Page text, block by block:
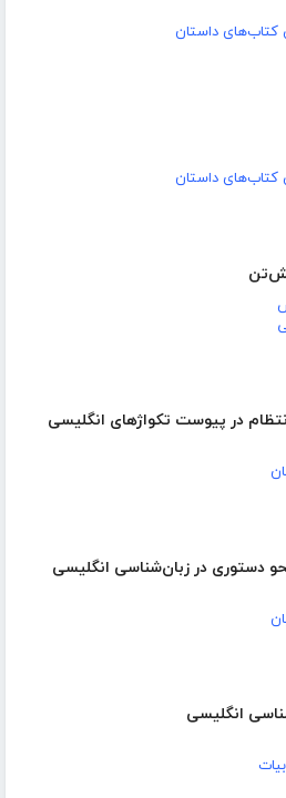
کتاب‌های داستان
کتاب‌های داستان
در پیوست تکواژهای انگلیسی
دستوری در زبان‌شناسی انگلیسی
انگلیسی